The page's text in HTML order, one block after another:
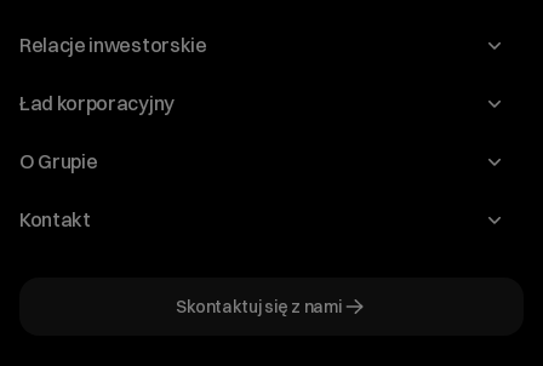
Relacje inwestorskie
Raporty
Ład korporacyjny
Walne Zgromadzenia
O Grupie
O Spółce
Kontakt
Skontaktuj się z nami